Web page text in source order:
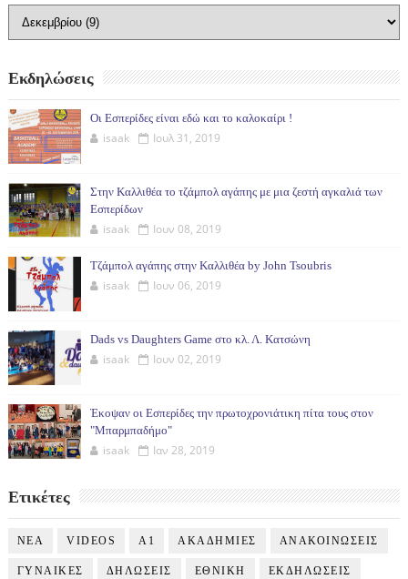
Εκδηλώσεις
Οι Εσπερίδες είναι εδώ και το καλοκαίρι !
isaak Ιουλ 31, 2019
Στην Καλλιθέα το τζάμπολ αγάπης με μια ζεστή αγκαλιά των
Εσπερίδων
isaak Ιουν 08, 2019
Τζάμπολ αγάπης στην Καλλιθέα by John Tsoubris
isaak Ιουν 06, 2019
Dads vs Daughters Game στο κλ. Λ. Κατσώνη
isaak Ιουν 02, 2019
Έκοψαν οι Εσπερίδες την πρωτοχρονιάτικη πίτα τους στον
"Μπαρμπαδήμο"
isaak Ιαν 28, 2019
Ετικέτες
NEA VIDEOS Α1 ΑΚΑΔΗΜΙΕΣ ΑΝΑΚΟΙΝΩΣΕΙΣ
ΓΥΝΑΙΚΕΣ ΔΗΛΩΣΕΙΣ ΕΘΝΙΚΗ ΕΚΔΗΛΩΣΕΙΣ